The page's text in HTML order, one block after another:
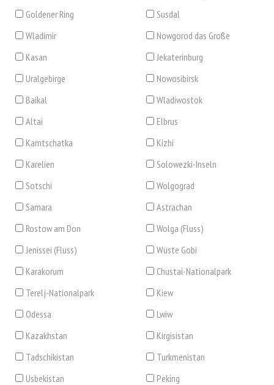
Goldener Ring
Susdal
Wladimir
Nowgorod das Große
Kasan
Jekaterinburg
Uralgebirge
Nowosibirsk
Baikal
Wladiwostok
Altai
Elbrus
Kamtschatka
Kizhi
Karelien
Solowezki-Inseln
Sotschi
Wolgograd
Samara
Astrachan
Rostow am Don
Wolga (Fluss)
Jenissei (Fluss)
Wüste Gobi
Karakorum
Chustai-Nationalpark
Terelj-Nationalpark
Kiew
Odessa
Lwiw
Kazakhstan
Kirgisistan
Tadschikistan
Turkmenistan
Usbekistan
Peking